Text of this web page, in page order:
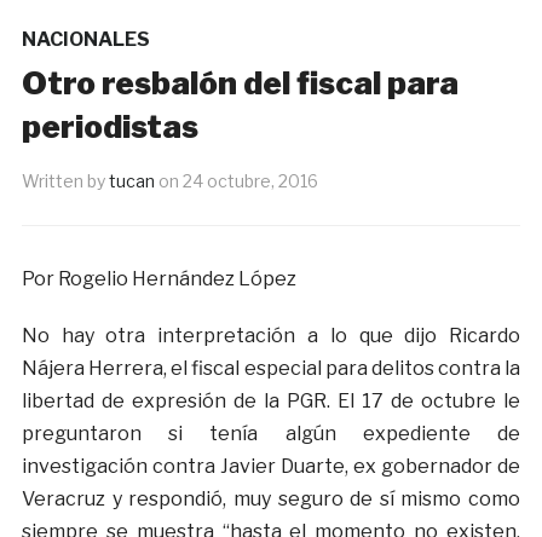
NACIONALES
Otro resbalón del fiscal para
periodistas
Written bytucan on 24 octubre, 2016
Por Rogelio Hernández López
No hay otra interpretación a lo que dijo Ricardo
Nájera Herrera, el fiscal especial para delitos contra la
libertad de expresión de la PGR. El 17 de octubre le
preguntaron si tenía algún expediente de
investigación contra Javier Duarte, ex gobernador de
Veracruz y respondió, muy seguro de sí mismo como
siempre se muestra “hasta el momento no existen,